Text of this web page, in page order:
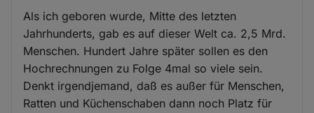
Als ich geboren wurde, Mitte des letzten
Jahrhunderts, gab es auf dieser Welt ca. 2,5 Mrd.
Menschen. Hundert Jahre später sollen es den
Hochrechnungen zu Folge 4mal so viele sein.
Denkt irgendjemand, daß es außer für Menschen,
Ratten und Küchenschaben dann noch Platz für